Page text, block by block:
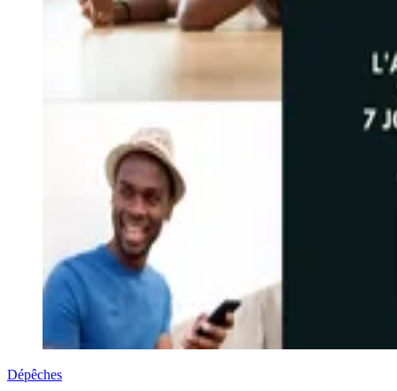
Dépêches